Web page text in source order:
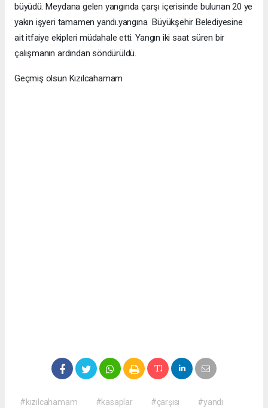
büyüdü. Meydana gelen yangında çarşı içerisinde bulunan 20 ye
yakın işyeri tamamen yandı.yangına Büyükşehir Belediyesine
ait itfaiye ekipleri müdahale etti. Yangın iki saat süren bir
çalışmanın ardından söndürüldü.
Geçmiş olsun Kızılcahamam
#kızılcahamam #kasaplar #çarşısı #yandı